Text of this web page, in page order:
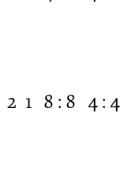
2 1 8 : 8 4 : 4